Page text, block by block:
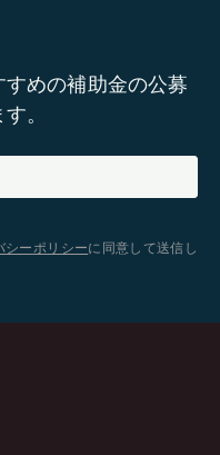
めの補助金の公募
。
シーポリシーに同意して送信し